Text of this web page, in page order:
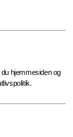
hjemmesiden og